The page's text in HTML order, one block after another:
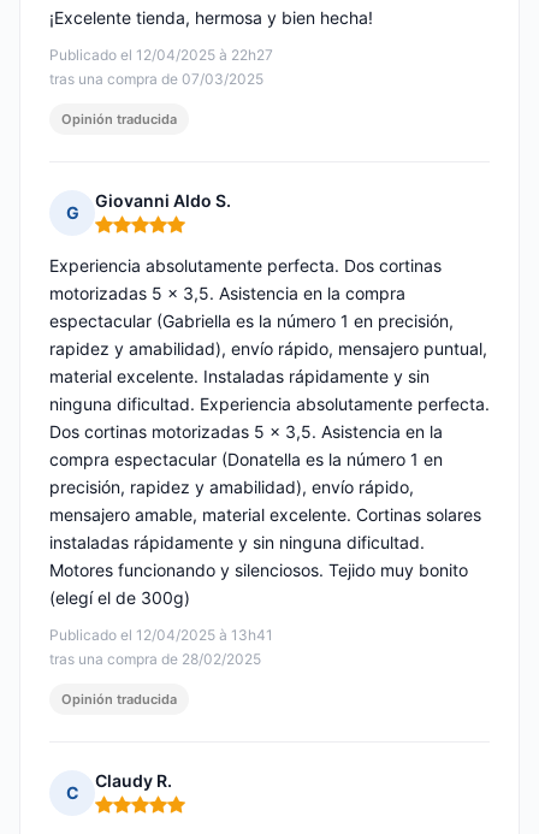
Publicado el 12/04/2025 à 22h27
tras una compra de 07/03/2025
¡Excelente tienda, hermosa y bien hecha!
Opinión traducida
G
Giovanni Aldo S.
Nota: 5 de 5
Publicado el 12/04/2025 à 13h41
tras una compra de 28/02/2025
Experiencia absolutamente perfecta. Dos cortinas
motorizadas 5 x 3,5. Asistencia en la compra
espectacular (Gabriella es la número 1 en precisión,
rapidez y amabilidad), envío rápido, mensajero puntual,
material excelente. Instaladas rápidamente y sin
ninguna dificultad. Experiencia absolutamente perfecta.
Dos cortinas motorizadas 5 x 3,5. Asistencia en la
compra espectacular (Donatella es la número 1 en
precisión, rapidez y amabilidad), envío rápido,
mensajero amable, material excelente. Cortinas solares
instaladas rápidamente y sin ninguna dificultad.
Motores funcionando y silenciosos. Tejido muy bonito
(elegí el de 300g)
Opinión traducida
C
Claudy R.
Nota: 5 de 5